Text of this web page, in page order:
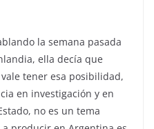
la semana pasada
ella decía que
tener esa posibilidad,
en investigación y en
no es un tema